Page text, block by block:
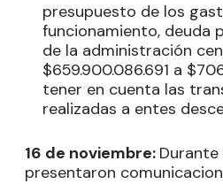
presupuesto de los
funcionamiento, deuda
de la administración
$659.900.086.691 a
tener en cuenta las
realizadas a entes
16 de noviembre:
presentaron